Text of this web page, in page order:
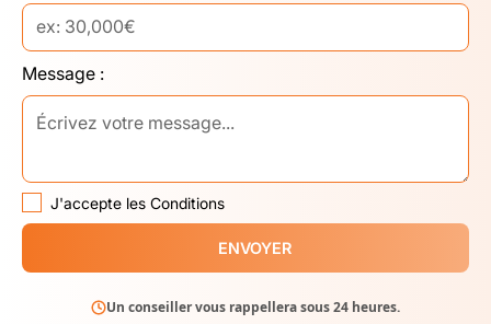
Message :
J'accepte les Conditions
ENVOYER
Un conseiller vous rappellera sous 24 heures.